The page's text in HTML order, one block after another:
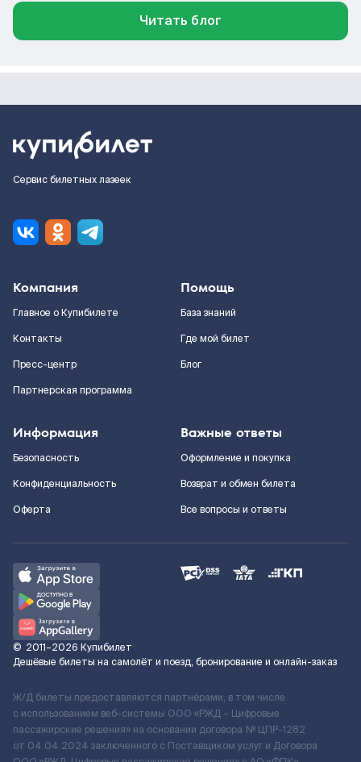
Читать блог
Сервис билетных лазеек
Компания
Главное о Купибилете
Контакты
Пресс-центр
Партнерская программа
Помощь
База знаний
Где мой билет
Блог
Информация
Безопасность
Конфиденциальность
Оферта
Важные ответы
Оформление и покупка
Возврат и обмен билета
Все вопросы и ответы
© 2011–2026 Купибилет
Дешёвые билеты на самолёт и поезд, бронирование и онлайн-заказ
Ж/Д билеты предоставляются партнёрами, в том числе
с использованием веб-системы ООО «РЖД – Цифровые
пассажирские решения» на основании договора № ЦПР-1282
от 04.04.2024 заключенного с Поставщиком услуг и Договора